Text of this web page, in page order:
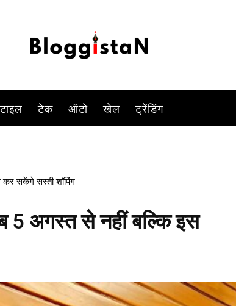
टेक ऑटो खेल ट्रेंडिंग
सकेंगे सस्ती शॉपिंग
5 अगस्त से नहीं बल्कि इस